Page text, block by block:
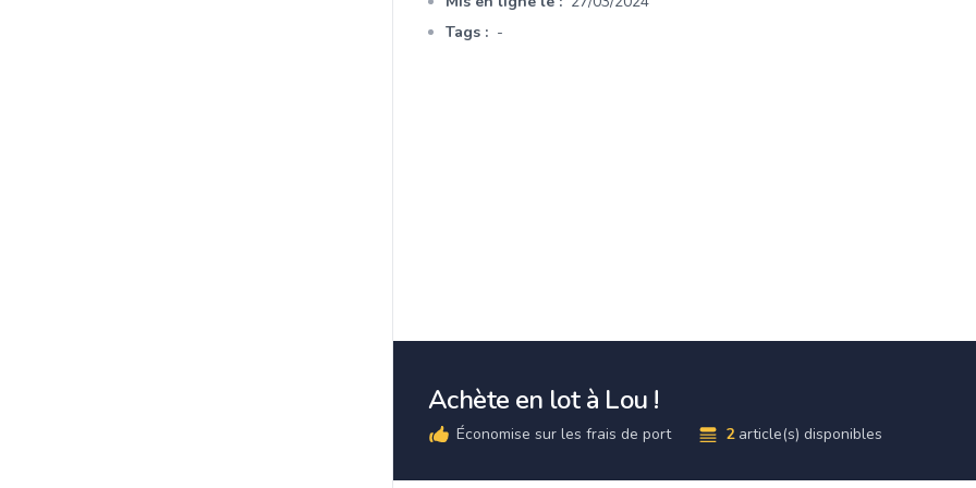
Tags : -
Achète en lot à Lou !
Économise sur les frais de port 2 article(s) disponibles